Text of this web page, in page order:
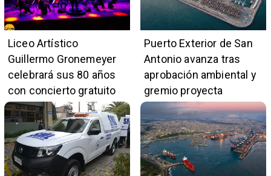
Liceo Artístico
Guillermo Gronemeyer
celebrará sus 80 años
con concierto gratuito
de la Orquesta Marga
Marga
Puerto Exterior de San
Antonio avanza tras
aprobación ambiental y
gremio proyecta
impulso al empleo y
comercio local